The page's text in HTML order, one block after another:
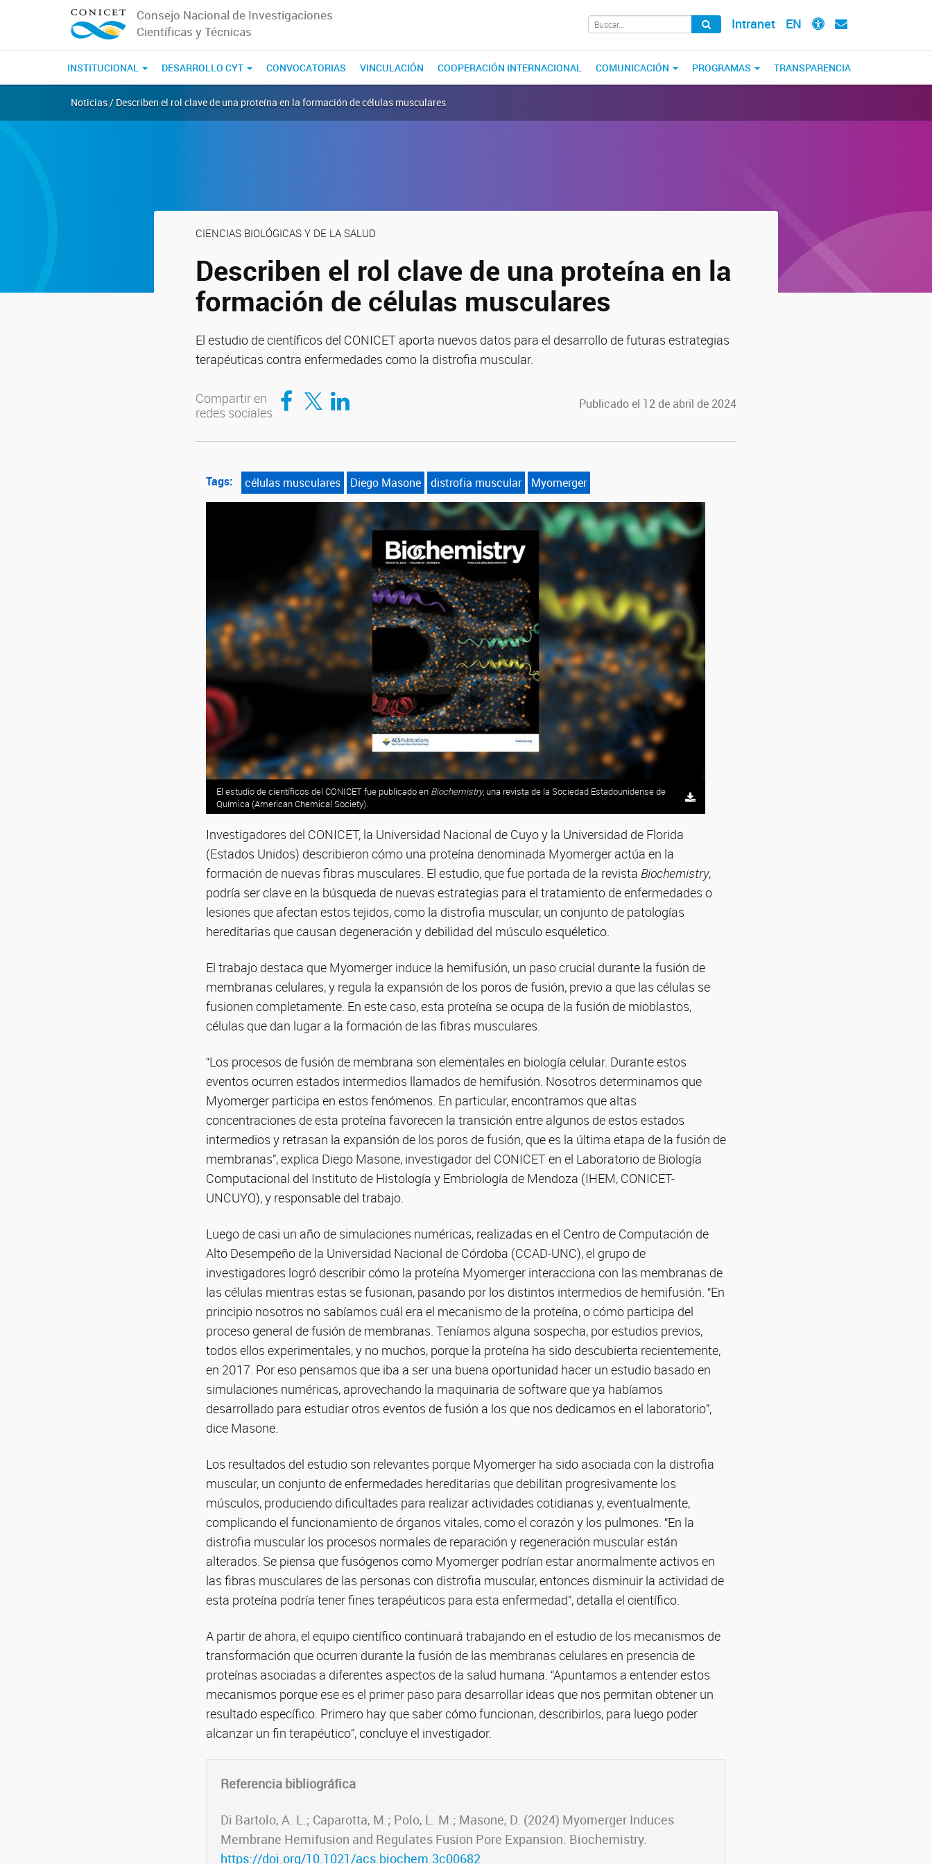
Consejo Nacional de Investigaciones
Científicas y Técnicas
Intranet EN
INSTITUCIONAL DESARROLLO CYT CONVOCATORIAS VINCULACIÓN COOPERACIÓN INTERNACIONAL COMUNICACIÓN PROGRAMAS TRANSPARENCIA
Noticias / Describen el rol clave de una proteína en la formación de células musculares
CIENCIAS BIOLÓGICAS Y DE LA SALUD
Describen el rol clave de una proteína en la
formación de células musculares
El estudio de científicos del CONICET aporta nuevos datos para el desarrollo de futuras estrategias
terapéuticas contra enfermedades como la distrofia muscular.
Compartir en
redes sociales
Compartir en Facebook
Compartir en TwitterCompartir en LinkedIn Publicado el 12 de abril de 2024
Tags: células musculares Diego Masone distrofia muscular Myomerger
El estudio de científicos del CONICET fue publicado en Biochemistry, una revista de la Sociedad Estadounidense de
Química (American Chemical Society).
Investigadores del CONICET, la Universidad Nacional de Cuyo y la Universidad de Florida
(Estados Unidos) describieron cómo una proteína denominada Myomerger actúa en la
formación de nuevas fibras musculares. El estudio, que fue portada de la revista Biochemistry,
podría ser clave en la búsqueda de nuevas estrategias para el tratamiento de enfermedades o
lesiones que afectan estos tejidos, como la distrofia muscular, un conjunto de patologías
hereditarias que causan degeneración y debilidad del músculo esquéletico.
El trabajo destaca que Myomerger induce la hemifusión, un paso crucial durante la fusión de
membranas celulares, y regula la expansión de los poros de fusión, previo a que las células se
fusionen completamente. En este caso, esta proteína se ocupa de la fusión de mioblastos,
células que dan lugar a la formación de las fibras musculares.
“Los procesos de fusión de membrana son elementales en biología celular. Durante estos
eventos ocurren estados intermedios llamados de hemifusión. Nosotros determinamos que
Myomerger participa en estos fenómenos. En particular, encontramos que altas
concentraciones de esta proteína favorecen la transición entre algunos de estos estados
intermedios y retrasan la expansión de los poros de fusión, que es la última etapa de la fusión de
membranas”, explica Diego Masone, investigador del CONICET en el Laboratorio de Biología
Computacional del Instituto de Histología y Embriología de Mendoza (IHEM, CONICET-
UNCUYO), y responsable del trabajo.
Luego de casi un año de simulaciones numéricas, realizadas en el Centro de Computación de
Alto Desempeño de la Universidad Nacional de Córdoba (CCAD-UNC), el grupo de
investigadores logró describir cómo la proteína Myomerger interacciona con las membranas de
las células mientras estas se fusionan, pasando por los distintos intermedios de hemifusión. “En
principio nosotros no sabíamos cuál era el mecanismo de la proteína, o cómo participa del
proceso general de fusión de membranas. Teníamos alguna sospecha, por estudios previos,
todos ellos experimentales, y no muchos, porque la proteína ha sido descubierta recientemente,
en 2017. Por eso pensamos que iba a ser una buena oportunidad hacer un estudio basado en
simulaciones numéricas, aprovechando la maquinaria de software que ya habíamos
desarrollado para estudiar otros eventos de fusión a los que nos dedicamos en el laboratorio”,
dice Masone.
Los resultados del estudio son relevantes porque Myomerger ha sido asociada con la distrofia
muscular, un conjunto de enfermedades hereditarias que debilitan progresivamente los
músculos, produciendo dificultades para realizar actividades cotidianas y, eventualmente,
complicando el funcionamiento de órganos vitales, como el corazón y los pulmones. “En la
distrofia muscular los procesos normales de reparación y regeneración muscular están
alterados. Se piensa que fusógenos como Myomerger podrían estar anormalmente activos en
las fibras musculares de las personas con distrofia muscular, entonces disminuir la actividad de
esta proteína podría tener fines terapéuticos para esta enfermedad”, detalla el científico.
A partir de ahora, el equipo científico continuará trabajando en el estudio de los mecanismos de
transformación que ocurren durante la fusión de las membranas celulares en presencia de
proteínas asociadas a diferentes aspectos de la salud humana. “Apuntamos a entender estos
mecanismos porque ese es el primer paso para desarrollar ideas que nos permitan obtener un
resultado específico. Primero hay que saber cómo funcionan, describirlos, para luego poder
alcanzar un fin terapéutico”, concluye el investigador.
Referencia bibliográfica
Di Bartolo, A. L.; Caparotta, M.; Polo, L. M.; Masone, D. (2024) Myomerger Induces
Membrane Hemifusion and Regulates Fusion Pore Expansion. Biochemistry.
https://doi.org/10.1021/acs.biochem.3c00682